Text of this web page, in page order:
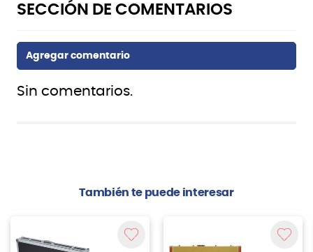
Sin comentarios.
También te puede interesar